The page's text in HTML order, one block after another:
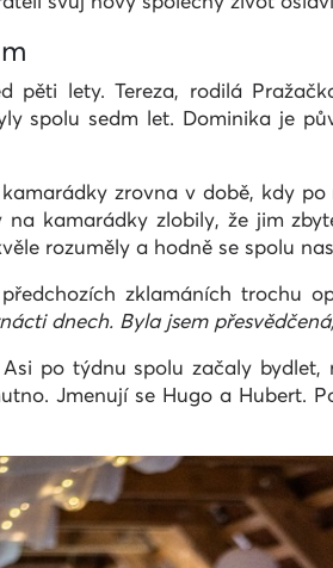
pěti lety. Tereza, rodilá
spolu sedm let. Dominika je
kamarádky zrovna v době, kdy
kamarádky zlobily, že jim
rozuměly a hodně se spolu
zklamáních trochu
dnech. Byla jsem
po týdnu spolu začaly
Jmenují se Hugo a Hubert.